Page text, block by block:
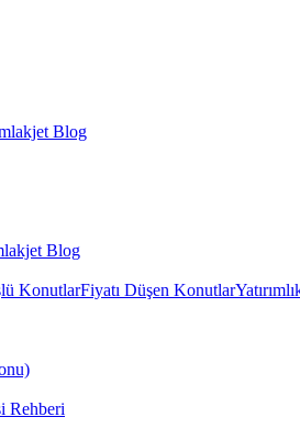
Blog
Blog
KonutlarFiyatı Düşen Konutlar
Rehberi